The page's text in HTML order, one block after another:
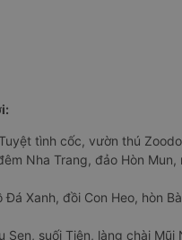
tình cốc, vườn thú
Nha Trang, đảo Hòn
Xanh, đồi Con Heo, hòn
suối Tiên, làng chài Mũi